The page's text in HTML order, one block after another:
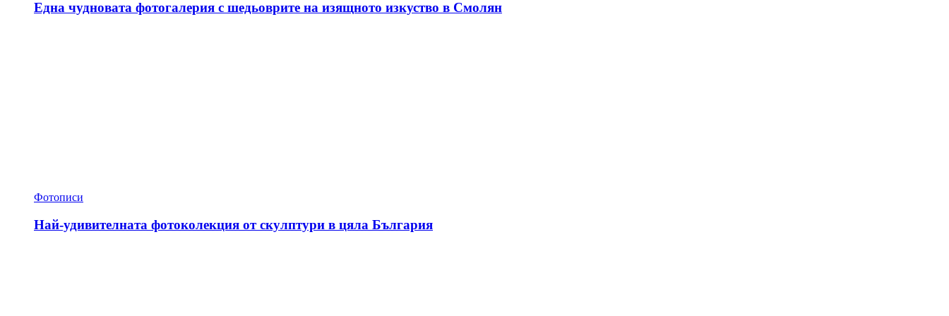
Една чудновата фотогалерия с шедьоврите на изящното изкуство в Смолян
Фотописи
Най-удивителната фотоколекция от скулптури в цяла България